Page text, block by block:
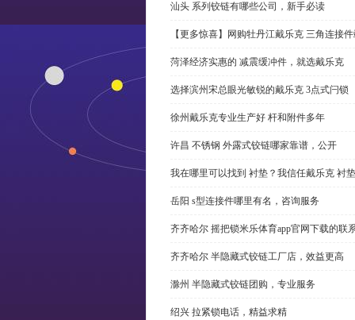
汕头 系列铰链有哪些公司，新手必读
【更多惊喜】网购牡丹江戴乐克 三角连接
菏泽经济实惠的 减震缓冲件，就选戴乐克
选择滨州宋总眼光敏锐的戴乐克 3点式闩锁
徐州戴乐克专业生产好 杆和附件多年
许昌 不锈钢 外露式铰链哪家靠谱，公开
我在哪里可以找到 衬垫？我信任戴乐克 衬
岳阳 s型连接件哪里有名，咨询服务
齐齐哈尔 摇把锁米乐体育app官网下载的联
齐齐哈尔 半隐藏式铰链工厂店，效益更高
滁州 半隐藏式铰链团购，专业服务
绍兴 拉紧锁电话，精益求精